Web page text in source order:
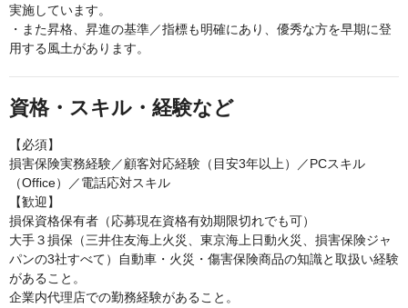
実施しています。
・また昇格、昇進の基準／指標も明確にあり、優秀な方を早期に登
用する風土があります。
資格・スキル・経験など
【必須】
損害保険実務経験／顧客対応経験（目安3年以上）／PCスキル
（Office）／電話応対スキル
【歓迎】
損保資格保有者（応募現在資格有効期限切れでも可）
大手３損保（三井住友海上火災、東京海上日動火災、損害保険ジャ
パンの3社すべて）自動車・火災・傷害保険商品の知識と取扱い経験
があること。
企業内代理店での勤務経験があること。